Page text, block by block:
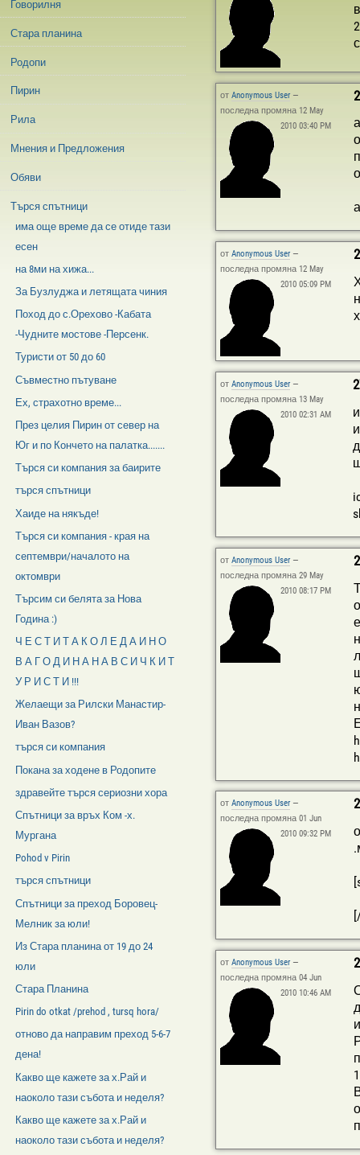
отAnonymous User —
последна промяна 12 May
2010 03:40 PM
отAnonymous User —
последна промяна 12 May
2010 05:09 PM
отAnonymous User —
последна промяна 13 May
2010 02:31 AM
отAnonymous User —
последна промяна 29 May
2010 08:17 PM
отAnonymous User —
последна промяна 01 Jun
2010 09:32 PM
отAnonymous User —
последна промяна 04 Jun
2010 10:46 AM
Говорилня
Стара планина
Родопи
Пирин
Рила
Мнения и Предложения
Обяви
Търся спътници
има още време да се отиде тази
есен
на 8ми на хижа...
За Бузлуджа и летящата чиния
Поход до с.Орехово -Кабата
-Чудните мостове -Персенк.
Туристи от 50 до 60
Съвместно пътуване
Ех, страхотно време...
През целия Пирин от север на
Юг и по Кончето на палатка.......
Търся си компания за баирите
търся спътници
Хаиде на някъде!
Търся си компания - края на
септември/началото на
октомври
Търсим си белята за Нова
Година :)
Ч Е С Т И Т А К О Л Е Д А И Н О
В А Г О Д И Н А Н А В С И Ч К И Т
У Р И С Т И !!!
Желаещи за Рилски Манастир-
Иван Вазов?
търся си компания
Покана за ходене в Родопите
здравейте търся сериозни хора
Спътници за връх Ком -х.
Мургана
Pohod v Pirin
търся спътници
Спътници за преход Боровец-
Мелник за юли!
Из Стара планина от 19 до 24
юли
Стара Планина
Pirin do otkat /prehod , tursq hora/
отново да направим преход 5-6-7
дена!
Какво ще кажете за х.Рай и
наоколо тази събота и неделя?
Какво ще кажете за х.Рай и
наоколо тази събота и неделя?